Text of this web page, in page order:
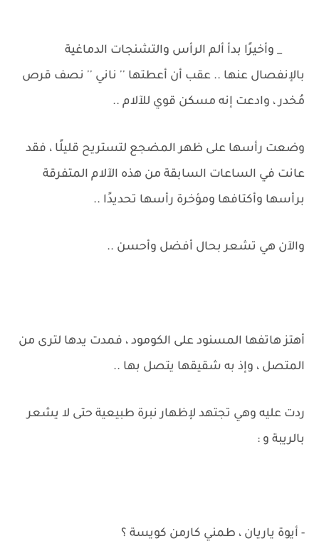
_ وأخيرًا بدأ ألم الرأس والتشنجات الدماغية
بالإنفصال عنها .. عقب أن أعطتها '' ناني '' نصف قرص
مُخدر ، وادعت إنه مسكن قوي للآلام ..
وضعت رأسها على ظهر المضجع لتستريح قليلًا ، فقد
عانت في الساعات السابقة من هذه الآلام المتفرقة
برأسها وأكتافها ومؤخرة رأسها تحديدًا ..
والآن هي تشعر بحال أفضل وأحسن ..
أهتز هاتفها المسنود على الكومود ، فمدت يدها لترى من
المتصل ، وإذ به شقيقها يتصل بها ..
ردت عليه وهي تجتهد لإظهار نبرة طبيعية حتى لا يشعر
بالريبة و :
- أيوة ياريان ، طمني كارمن كويسة ؟